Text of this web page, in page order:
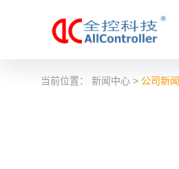
当前位置：新闻中心 > 公司新闻